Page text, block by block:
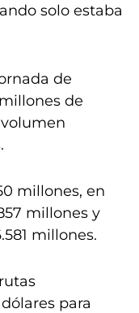
solo estaba
de
de
millones, en
millones y
millones.
para